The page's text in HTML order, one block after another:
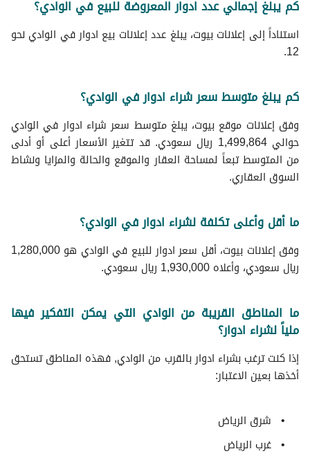
كم يبلغ إجمالي عدد ادوار المعروضة للبيع في الوادي؟
استناداً إلى إعلانات بيوت، يبلغ عدد إعلانات بيع ادوار في الوادي نحو
12.
كم يبلغ متوسط سعر شراء ادوار في الوادي؟
وفق إعلانات موقع بيوت، يبلغ متوسط سعر شراء ادوار في الوادي
حوالي 1,499,864 ريال سعودي. قد تتغير الأسعار أعلى أو أدنى
من المتوسط تبعاً لمساحة العقار والموقع والحالة والمزايا ونشاط
السوق العقاري.
ما أقل وأعلى تكلفة لشراء ادوار في الوادي؟
وفق إعلانات بيوت، أقل سعر ادوار للبيع في الوادي هو 1,280,000
ريال سعودي، وأعلاه 1,930,000 ريال سعودي.
ما المناطق القريبة من الوادي التي يمكن التفكير فيها
ملياً لشراء ادوار؟
إذا كنت ترغب بشراء ادوار بالقرب من الوادي, فهذه المناطق تستحق
أخذها بعين الاعتبار:
شرق الرياض
غرب الرياض